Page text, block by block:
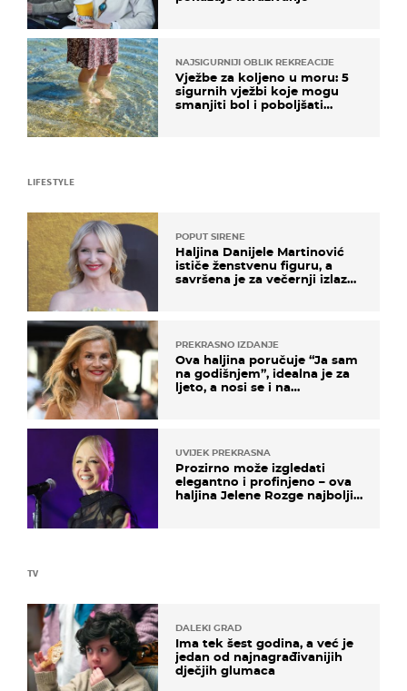
NAJSIGURNIJI OBLIK REKREACIJE
Vježbe za koljeno u moru: 5
sigurnih vježbi koje mogu
smanjiti bol i poboljšati
TV
DALEKI GRAD
Ima tek šest godina, a već je
jedan od najnagrađivanijih
dječjih glumaca
LIFESTYLE
POPUT SIRENE
Haljina Danijele Martinović
ističe ženstvenu figuru, a
savršena je za večernji izlazak
PREKRASNO IZDANJE
Ova haljina poručuje “Ja sam
na godišnjem”, idealna je za
ljeto, a nosi se i na
UVIJEK PREKRASNA
Prozirno može izgledati
elegantno i profinjeno – ova
haljina Jelene Rozge najbolji